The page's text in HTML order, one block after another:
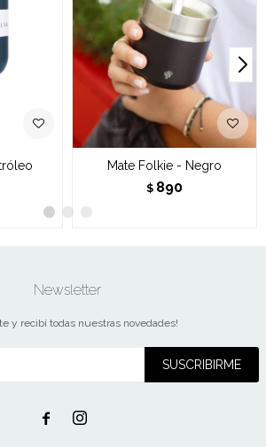
Mate Folkie - Negro
$ 890
Newsletter
y recibí todas nuestras novedades!
SUSCRIBIRME
 